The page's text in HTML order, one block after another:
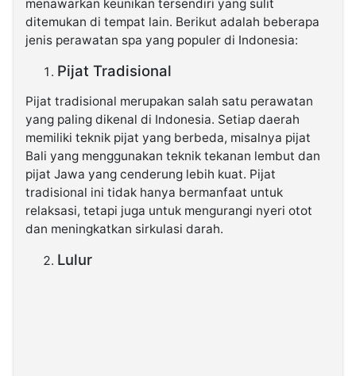
menawarkan keunikan tersendiri yang sulit
ditemukan di tempat lain. Berikut adalah beberapa
jenis perawatan spa yang populer di Indonesia:
Pijat Tradisional
Pijat tradisional merupakan salah satu perawatan
yang paling dikenal di Indonesia. Setiap daerah
memiliki teknik pijat yang berbeda, misalnya pijat
Bali yang menggunakan teknik tekanan lembut dan
pijat Jawa yang cenderung lebih kuat. Pijat
tradisional ini tidak hanya bermanfaat untuk
relaksasi, tetapi juga untuk mengurangi nyeri otot
dan meningkatkan sirkulasi darah.
Lulur